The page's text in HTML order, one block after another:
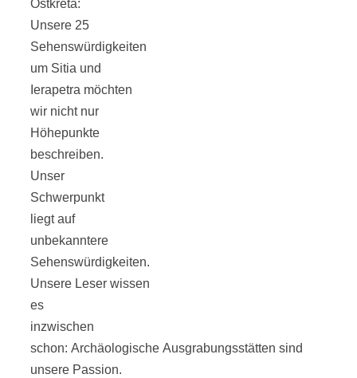
Ostkreta:
Unsere 25
Sehenswürdigkeiten
um Sitia und
Ierapetra möchten
wir nicht nur
Höhepunkte
beschreiben.
Unser
Schwerpunkt
liegt auf
unbekanntere
Sehenswürdigkeiten.
Unsere Leser wissen
es
inzwischen
schon: Archäologische Ausgrabungsstätten sind
unsere Passion.
etwas weniger